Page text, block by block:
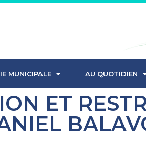
MUNICIPALE AU QUOTIDIEN
ET